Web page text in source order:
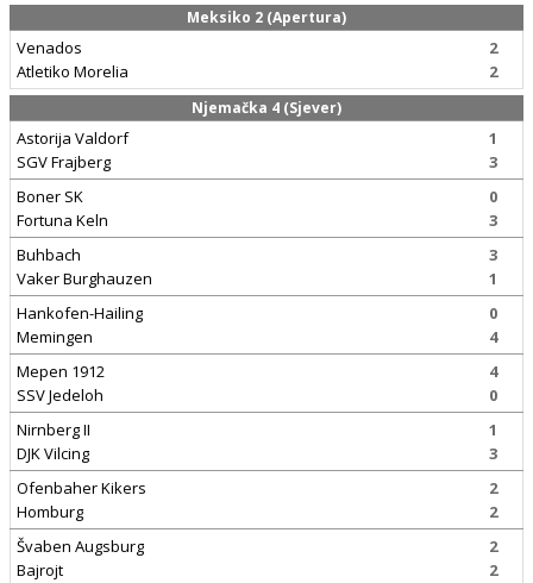
Meksiko 2 (Apertura)
Venados
Atletiko Morelia
2
2
Njemačka 4 (Sjever)
Astorija Valdorf
SGV Frajberg
1
3
Boner SK
Fortuna Keln
0
3
Buhbach
Vaker Burghauzen
3
1
Hankofen-Hailing
Memingen
0
4
Mepen 1912
SSV Jedeloh
4
0
Nirnberg II
DJK Vilcing
1
3
Ofenbaher Kikers
Homburg
2
2
Švaben Augsburg
Bajrojt
2
2